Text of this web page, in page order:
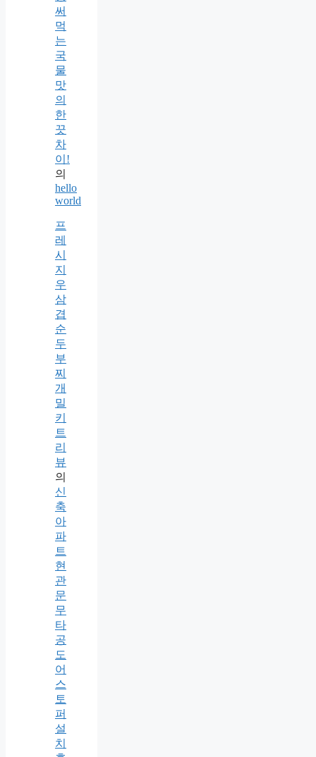
써
먹
는
국
물
맛
의
한
끗
차
이!
의
hello
world
프
레
시
지
우
삼
겹
순
두
부
찌
개
밀
키
트
리
뷰
의
신
축
아
파
트
현
관
문
무
타
공
도
어
스
토
퍼
설
치